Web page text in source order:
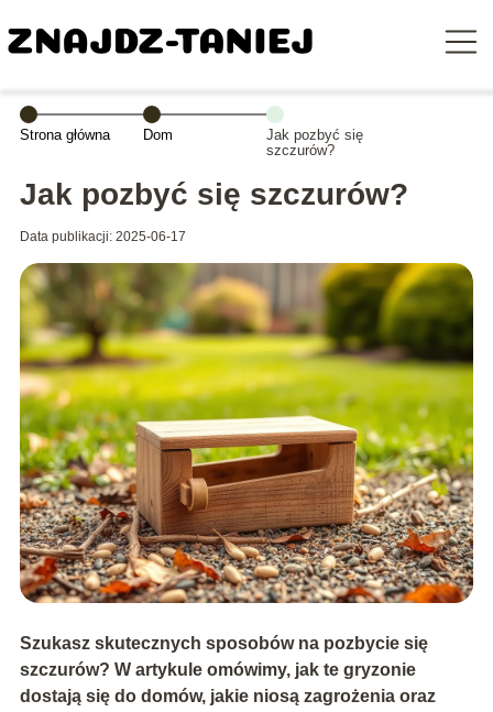
Strona główna Dom
Jak pozbyć się
szczurów?
Jak pozbyć się szczurów?
Data publikacji: 2025-06-17
Szukasz skutecznych sposobów na pozbycie się
szczurów? W artykule omówimy, jak te gryzonie
dostają się do domów, jakie niosą zagrożenia oraz